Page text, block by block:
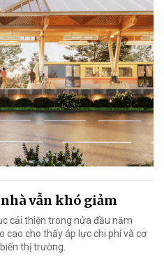
vẫn khó giảm
cải thiện trong nửa đầu năm
cao cho thấy áp lực chi phí và cơ
thị trường.